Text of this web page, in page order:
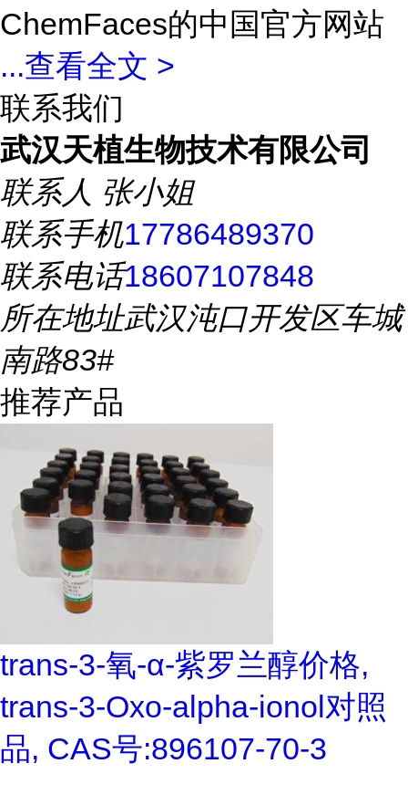
ChemFaces的中国官方网站
...查看全文 >
联系我们
武汉天植生物技术有限公司
联系人 张小姐
联系手机17786489370
联系电话18607107848
所在地址武汉沌口开发区车城
南路83#
推荐产品
trans-3-氧-α-紫罗兰醇价格,
trans-3-Oxo-alpha-ionol对照
品, CAS号:896107-70-3